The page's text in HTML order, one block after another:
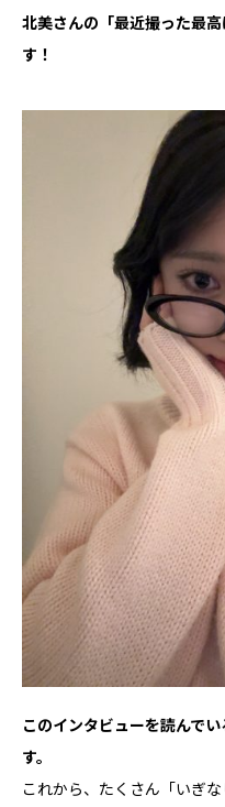
――北美さんの「最近撮った最
す！
――このインタビューを読んで
す。
これから、たくさん「いぎ